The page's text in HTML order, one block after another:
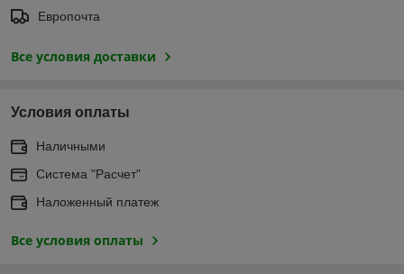
Европочта
Все условия доставки
Условия оплаты
Наличными
Система "Расчет"
Наложенный платеж
Все условия оплаты